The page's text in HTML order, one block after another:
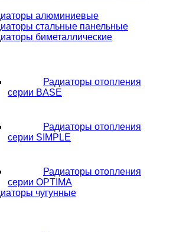
алюминиевые
стальные панельные
биметаллические
Радиаторы отопления
серии BASE
Радиаторы отопления
серии SIMPLE
Радиаторы отопления
серии OPTIMA
чугунные